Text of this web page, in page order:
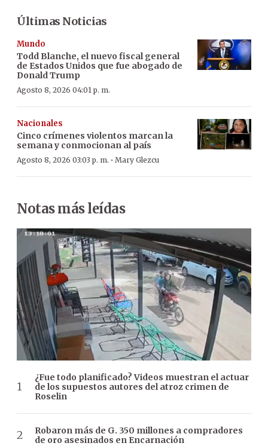
Últimas Noticias
Mundo
Todd Blanche, el nuevo fiscal general
de Estados Unidos que fue abogado de
Donald Trump
Agosto 8, 2026 04:01 p. m.
Nacionales
Cinco crímenes violentos marcan la
semana y conmocionan al país
Agosto 8, 2026 03:03 p. m. · Mary Glezcu
Notas más leídas
¿Fue todo planificado? Videos muestran el actuar
de los supuestos autores del atroz crimen de
Roselin
Robaron más de G. 350 millones a compradores
de oro asesinados en Encarnación